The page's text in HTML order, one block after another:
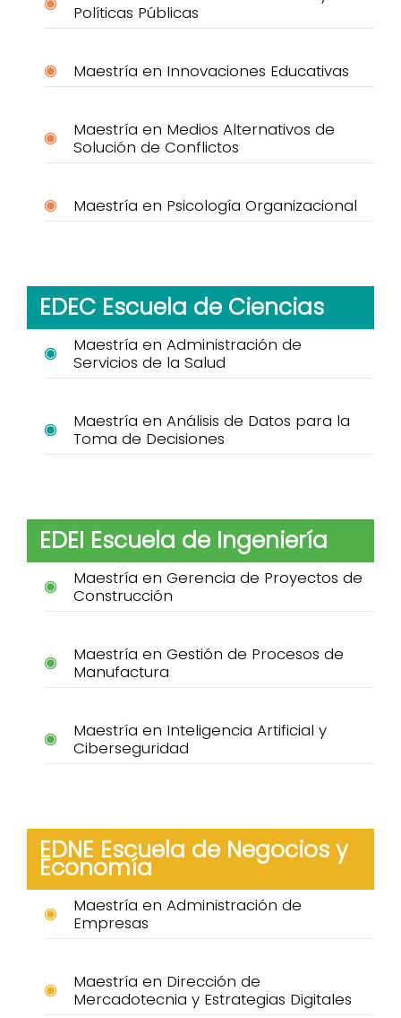
Políticas Públicas
Maestría en Innovaciones Educativas
Maestría en Medios Alternativos de
Solución de Conflictos
Maestría en Psicología Organizacional
EDEC Escuela de Ciencias
Maestría en Administración de
Servicios de la Salud
Maestría en Análisis de Datos para la
Toma de Decisiones
EDEI Escuela de Ingeniería
Maestría en Gerencia de Proyectos de
Construcción
Maestría en Gestión de Procesos de
Manufactura
Maestría en Inteligencia Artificial y
Ciberseguridad
EDNE Escuela de Negocios y
Economía
Maestría en Administración de
Empresas
Maestría en Dirección de
Mercadotecnia y Estrategias Digitales